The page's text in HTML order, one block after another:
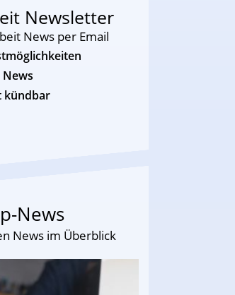
Newsletter
News per Email
kündbar
News
News im Überblick